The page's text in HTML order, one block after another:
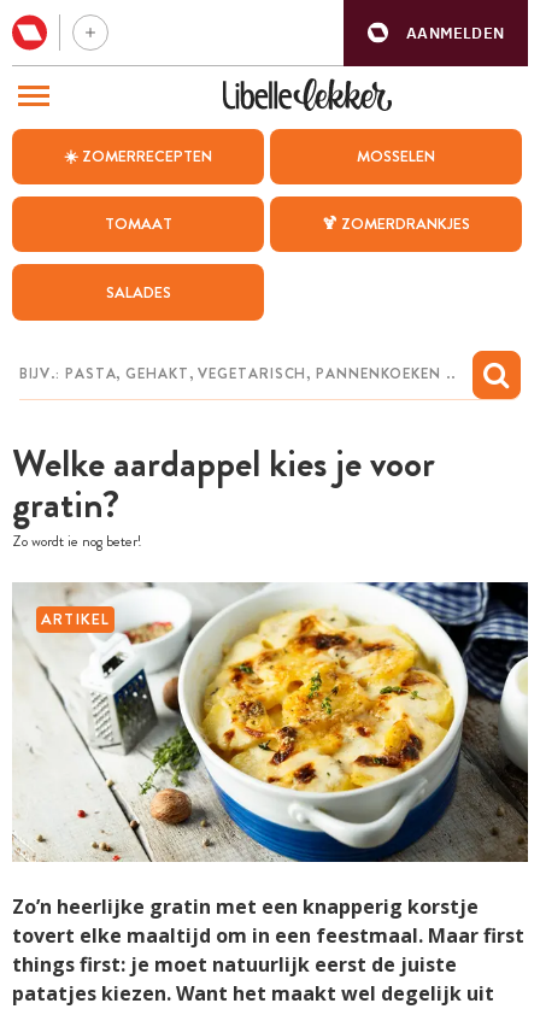
AANMELDEN
☀️ ZOMERRECEPTEN MOSSELEN
TOMAAT 🍹 ZOMERDRANKJES
SALADES
Welke aardappel kies je voor
gratin?
Zo wordt ie nog beter!
ARTIKEL
Zo’n heerlijke gratin met een knapperig korstje
tovert elke maaltijd om in een feestmaal. Maar first
things first: je moet natuurlijk eerst de juiste
patatjes kiezen. Want het maakt wel degelijk uit
BEZOEK ONZE ANDERE WEBSITES
WEEKMENU
CHAT MET MAIA
MIJN BEWAARDE RECEPTEN